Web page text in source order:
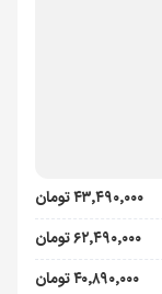
۴۳٬۴۹۰٬۰۰۰ تومان
۶۲٬۴۹۰٬۰۰۰ تومان
۴۰٬۸۹۰٬۰۰۰ تومان